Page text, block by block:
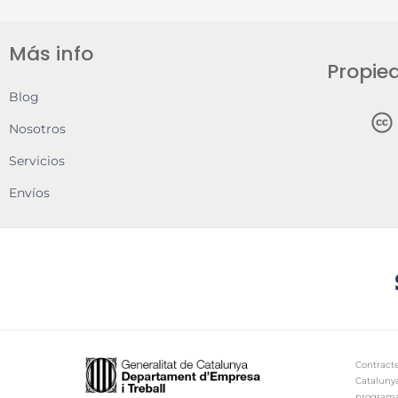
Más info
Blog
Nosotros
Servicios
Envíos